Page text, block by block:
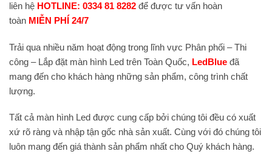
liên hệ HOTLINE: 0334 81 8282 để được tư vấn hoàn
toàn MIỄN PHÍ 24/7
Trải qua nhiều năm hoạt động trong lĩnh vực Phân phối – Thi
công – Lắp đặt màn hình Led trên Toàn Quốc, LedBlue đã
mang đến cho khách hàng những sản phẩm, công trình chất
lượng.
Tất cả màn hình Led được cung cấp bởi chúng tôi đều có xuất
xứ rõ ràng và nhập tận gốc nhà sản xuất. Cùng với đó chúng tôi
luôn mang đến giá thành sản phẩm nhất cho Quý khách hàng.